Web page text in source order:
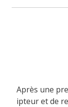
Après une
ipteur et de